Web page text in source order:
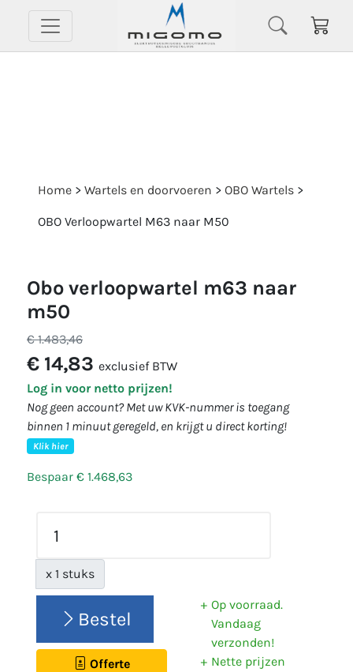
Home > Wartels en doorvoeren > OBO Wartels >
OBO Verloopwartel M63 naar M50
obo verloopwartel m63 naar
m50
€ 1.483,46
€ 14,83 exclusief BTW
Log in voor netto prijzen!
Nog geen account? Met uw KVK-nummer is toegang
binnen 1 minuut geregeld, en krijgt u direct korting!
Klik hier
Bespaar € 1.468,63
x 1 stuks
Bestel
Offerte
Op voorraad.
Vandaag
verzonden!
Nette prijzen